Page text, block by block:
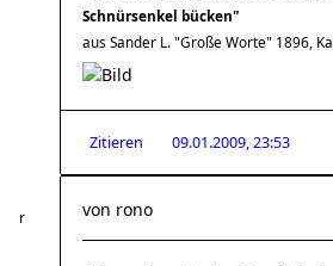
Schnürsenkel bücken"
aus Sander L. "Große Worte" 1896,
Zitieren 09.01.2009, 23:53
von rono